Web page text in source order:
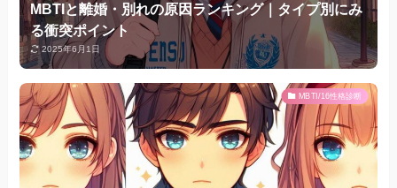
MBTIと離婚・別れの原因ランキング｜タイプ別にみ
る衝突ポイント
2025年6月1日
MBTI/16性格診断